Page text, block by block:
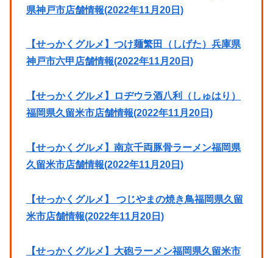
県神戸市店舗情報(2022年11月20日)
【せっかくグルメ】つけ麺繁田（しげた）兵庫県
神戸市六甲店舗情報(2022年11月20日)
【せっかくグルメ】ロヂウラ酒八利（しゅはり）
福岡県久留米市店舗情報(2022年11月20日)
【せっかくグルメ】南京千両豚骨ラーメン福岡県
久留米市店舗情報(2022年11月20日)
【せっかくグルメ】 つじやまの焼き鳥福岡県久留
米市店舗情報(2022年11月20日)
【せっかくグルメ】大砲ラーメン福岡県久留米市